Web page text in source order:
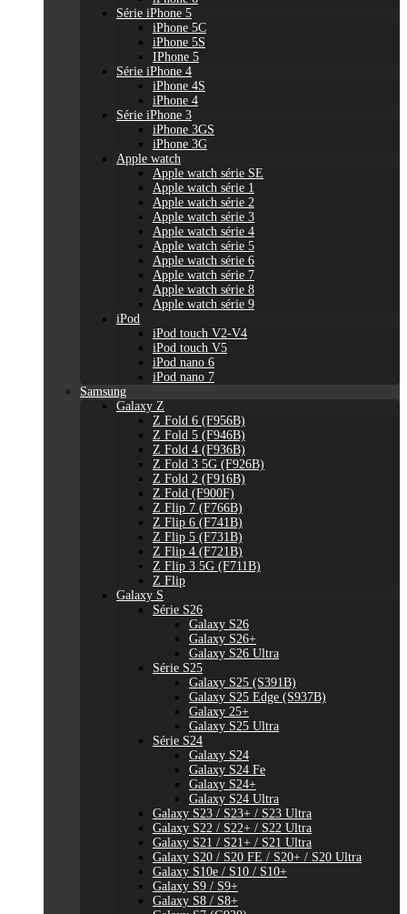
Série iPhone 5
iPhone 5C
iPhone 5S
IPhone 5
Série iPhone 4
iPhone 4S
iPhone 4
Série iPhone 3
iPhone 3GS
iPhone 3G
Apple watch
Apple watch série SE
Apple watch série 1
Apple watch série 2
Apple watch série 3
Apple watch série 4
Apple watch série 5
Apple watch série 6
Apple watch série 7
Apple watch série 8
Apple watch série 9
iPod
iPod touch V2-V4
iPod touch V5
iPod nano 6
iPod nano 7
Samsung
Galaxy Z
Z Fold 6 (F956B)
Z Fold 5 (F946B)
Z Fold 4 (F936B)
Z Fold 3 5G (F926B)
Z Fold 2 (F916B)
Z Fold (F900F)
Z Flip 7 (F766B)
Z Flip 6 (F741B)
Z Flip 5 (F731B)
Z Flip 4 (F721B)
Z Flip 3 5G (F711B)
Z Flip
Galaxy S
Série S26
Galaxy S26
Galaxy S26+
Galaxy S26 Ultra
Série S25
Galaxy S25 (S391B)
Galaxy S25 Edge (S937B)
Galaxy 25+
Galaxy S25 Ultra
Série S24
Galaxy S24
Galaxy S24 Fe
Galaxy S24+
Galaxy S24 Ultra
Galaxy S23 / S23+ / S23 Ultra
Galaxy S22 / S22+ / S22 Ultra
Galaxy S21 / S21+ / S21 Ultra
Galaxy S20 / S20 FE / S20+ / S20 Ultra
Galaxy S10e / S10 / S10+
Galaxy S9 / S9+
Galaxy S8 / S8+